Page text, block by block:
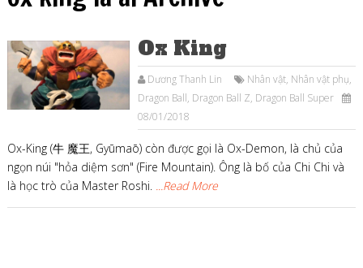
Ox King
Dương Thanh Lin Nhân vật, Nhân vật phụ,
Dragon Ball, Dragon Ball Z, Dragon Ball Super
08/01/2018
Ox-King (牛 魔王, Gyūmaō) còn được gọi là Ox-Demon, là chủ của
ngọn núi "hỏa diệm sơn" (Fire Mountain). Ông là bố của Chi Chi và
là học trò của Master Roshi. ...Read More